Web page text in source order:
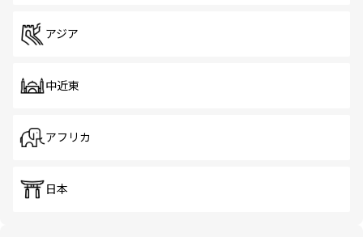
アジア
中近東
アフリカ
日本